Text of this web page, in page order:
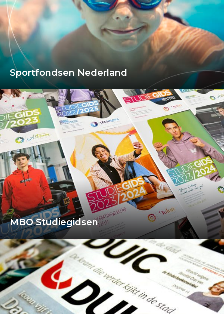
Sportfondsen Nederland
MBO Studiegidsen